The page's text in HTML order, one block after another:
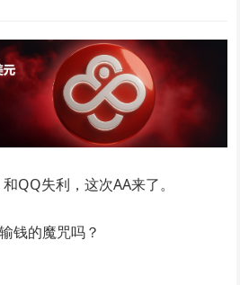
QQ失利，这次AA来了。
钱的魔咒吗？